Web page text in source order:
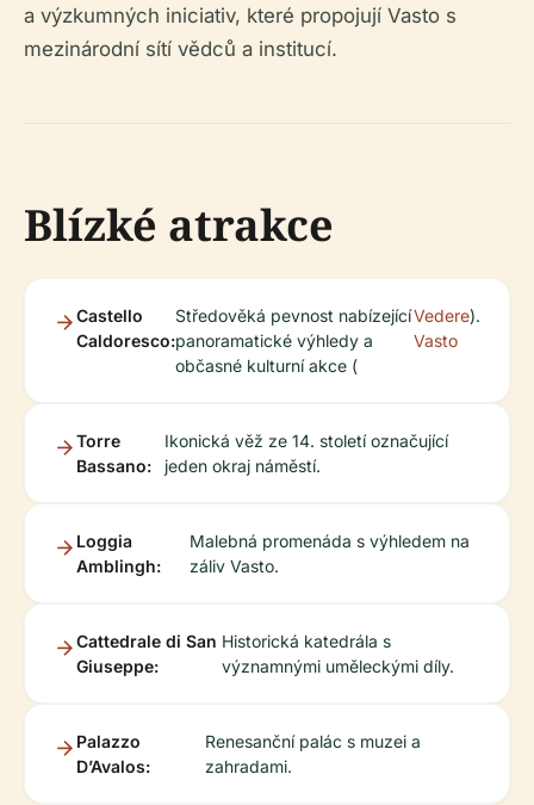
a výzkumných iniciativ, které propojují Vasto s
mezinárodní sítí vědců a institucí.
Blízké atrakce
Castello
Caldoresco:
Středověká pevnost nabízející
panoramatické výhledy a
občasné kulturní akce (
Vedere
Vasto
).
Torre
Bassano:
Ikonická věž ze 14. století označující
jeden okraj náměstí.
Loggia
Amblingh:
Malebná promenáda s výhledem na
záliv Vasto.
Cattedrale di San
Giuseppe:
Historická katedrála s
významnými uměleckými díly.
Palazzo
D’Avalos:
Renesanční palác s muzei a
zahradami.